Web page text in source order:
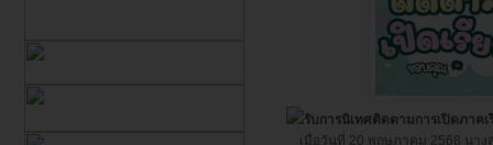
รับการนิเทศติดตามการเปิดภาคเ
เมื่อวันที่ 20 พฤษภาคม 2568 นาง